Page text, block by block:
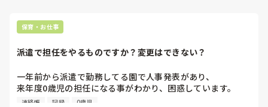
保育・お仕事
派遣で担任をやるものですか？変更はできない？
一年前から派遣で勤務してる園で人事発表があり、
来年度0歳児の担任になる事がわかり、困惑しています。
派遣で担任ってよくあるのですか？
連絡帳 記録 0歳児